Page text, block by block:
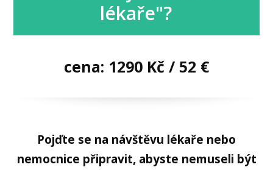
lékaře"?
cena: 1290 Kč / 52 €
Pojďte se na návštěvu lékaře nebo
nemocnice připravit, abyste nemuseli být